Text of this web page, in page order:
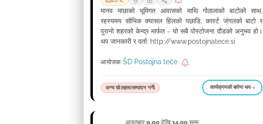
मानव माछाको भूमिगत आवासको माथि गोठालाको बाटोको साथ,
रहस्यमय सोभिक क्यासल हिलको पछाडि, कार्स्ट जंगलको बाटो र
पुरानो शहरको केन्द्र मार्फत - यो सबै पोस्टोजना दौडको अनुभव हो।
थप जानकारी र दर्ता: http://www.postojnatece.si
आयोजक: ŠD Postojna teče
अन्य खेलहरू[सम्पादन गर्ने] कार्यक्रमको बारेमा थप
आइतबार9.00 देखि14.00 सम्म